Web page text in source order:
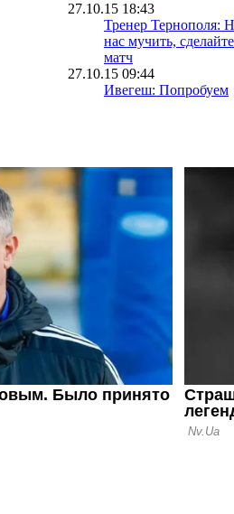
27.10.15 18:43
Тренер Тернополя:
нас мучить,
матч
27.10.15 09:44
Ивегеш: Попробуем
Ивегеш: После 0:5
опускаем - еще есть
игра с Шахтером
24.09.15 08:18
Василий Ивегеш: С